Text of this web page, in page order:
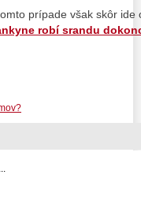
prípade však skôr
robí srandu